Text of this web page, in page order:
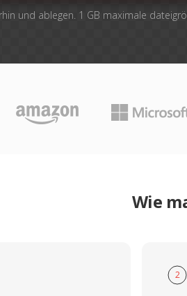
und ablegen. 1 GB maximale
Wie
2